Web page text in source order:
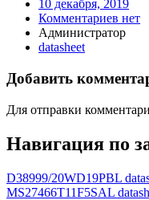
10 декабря, 2019
Комментариев нет
Администратор
datasheet
Добавить
Для отправки
Навигация по
D38999/20WD19PBL
MS27466T11F5SAL